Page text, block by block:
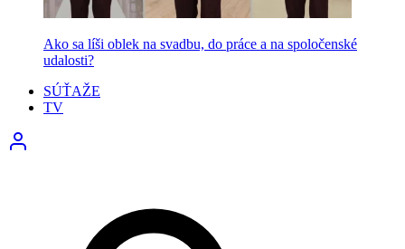
Ako sa líši oblek na svadbu, do práce a na spoločenské
udalosti?
SÚŤAŽE
TV